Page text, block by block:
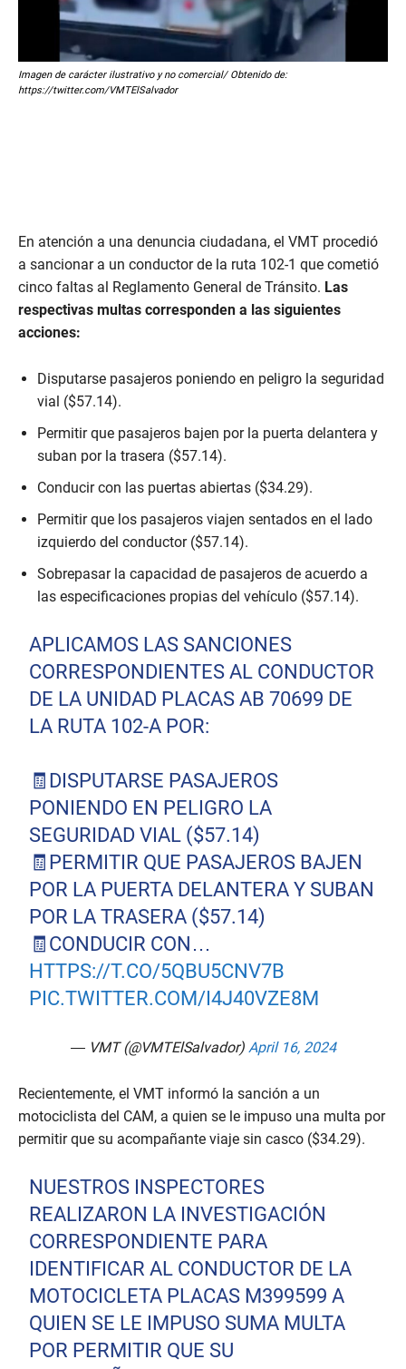
Imagen de carácter ilustrativo y no comercial/ Obtenido de:
https://twitter.com/VMTElSalvador
En atención a una denuncia ciudadana, el VMT procedió
a sancionar a un conductor de la ruta 102-1 que cometió
cinco faltas al Reglamento General de Tránsito. Las
respectivas multas corresponden a las siguientes
acciones:
Disputarse pasajeros poniendo en peligro la seguridad
vial ($57.14).
Permitir que pasajeros bajen por la puerta delantera y
suban por la trasera ($57.14).
Conducir con las puertas abiertas ($34.29).
Permitir que los pasajeros viajen sentados en el lado
izquierdo del conductor ($57.14).
Sobrepasar la capacidad de pasajeros de acuerdo a
las especificaciones propias del vehículo ($57.14).
APLICAMOS LAS SANCIONES
CORRESPONDIENTES AL CONDUCTOR
DE LA UNIDAD PLACAS AB 70699 DE
LA RUTA 102-A POR:
🧾DISPUTARSE PASAJEROS
PONIENDO EN PELIGRO LA
SEGURIDAD VIAL ($57.14)
🧾PERMITIR QUE PASAJEROS BAJEN
POR LA PUERTA DELANTERA Y SUBAN
POR LA TRASERA ($57.14)
🧾CONDUCIR CON…
HTTPS://T.CO/5QBU5CNV7B
PIC.TWITTER.COM/I4J40VZE8M
— VMT (@VMTElSalvador) April 16, 2024
Recientemente, el VMT informó la sanción a un
motociclista del CAM, a quien se le impuso una multa por
permitir que su acompañante viaje sin casco ($34.29).
NUESTROS INSPECTORES
REALIZARON LA INVESTIGACIÓN
CORRESPONDIENTE PARA
IDENTIFICAR AL CONDUCTOR DE LA
MOTOCICLETA PLACAS M399599 A
QUIEN SE LE IMPUSO SUMA MULTA
POR PERMITIR QUE SU